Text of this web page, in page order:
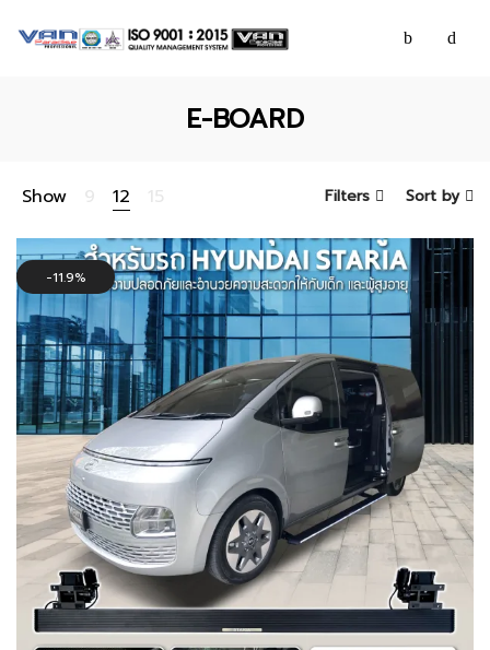
E-BOARD
Show 9 12 15 Sort by
Filters
11.9%